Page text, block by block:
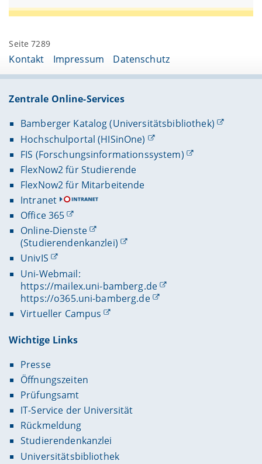
Seite 7289
Kontakt Impressum Datenschutz
Zentrale Online-Services
Bamberger Katalog (Universitätsbibliothek)
Hochschulportal (HISinOne)
FIS (Forschungsinformationssystem)
FlexNow2 für Studierende
FlexNow2 für Mitarbeitende
Intranet
Office 365
Online-Dienste
(Studierendenkanzlei)
UnivIS
Uni-Webmail:
https://mailex.uni-bamberg.de
https://o365.uni-bamberg.de
Virtueller Campus
Wichtige Links
Presse
Öffnungszeiten
Prüfungsamt
IT-Service der Universität
Rückmeldung
Studierendenkanzlei
Universitätsbibliothek